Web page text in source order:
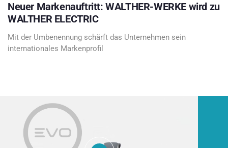
Neuer Markenauftritt: WALTHER-WERKE wird zu
WALTHER ELECTRIC
Mit der Umbenennung schärft das Unternehmen sein
internationales Markenprofil